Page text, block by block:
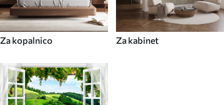
Za kopalnico Za kabinet